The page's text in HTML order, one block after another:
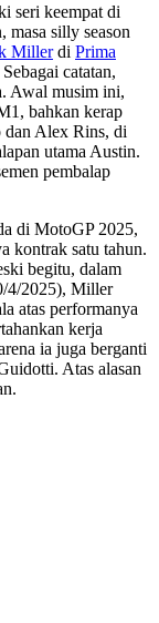
seri keempat di
silly season
Millerdi Prima
catatan,
Awal musim ini,
bahkan kerap
dan Alex Rins, di
utama Austin.
pembalap
di MotoGP 2025,
kontrak satu tahun.
begitu, dalam
4/2025), Miller
atas performanya
kerja
ia juga berganti
Atas alasan